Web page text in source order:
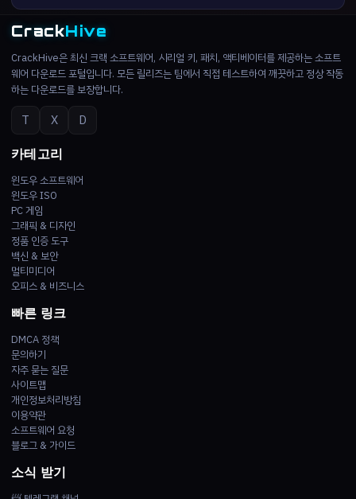
CrackHive
CrackHive은 최신 크랙 소프트웨어, 시리얼 키, 패치, 액티베이터를 제공하는 소프트
웨어 다운로드 포털입니다. 모든 릴리즈는 팀에서 직접 테스트하여 깨끗하고 정상 작동
하는 다운로드를 보장합니다.
T X D
카테고리
윈도우 소프트웨어
윈도우 ISO
PC 게임
그래픽 & 디자인
정품 인증 도구
백신 & 보안
멀티미디어
오피스 & 비즈니스
빠른 링크
DMCA 정책
문의하기
자주 묻는 질문
사이트맵
개인정보처리방침
이용약관
소프트웨어 요청
블로그 & 가이드
소식 받기